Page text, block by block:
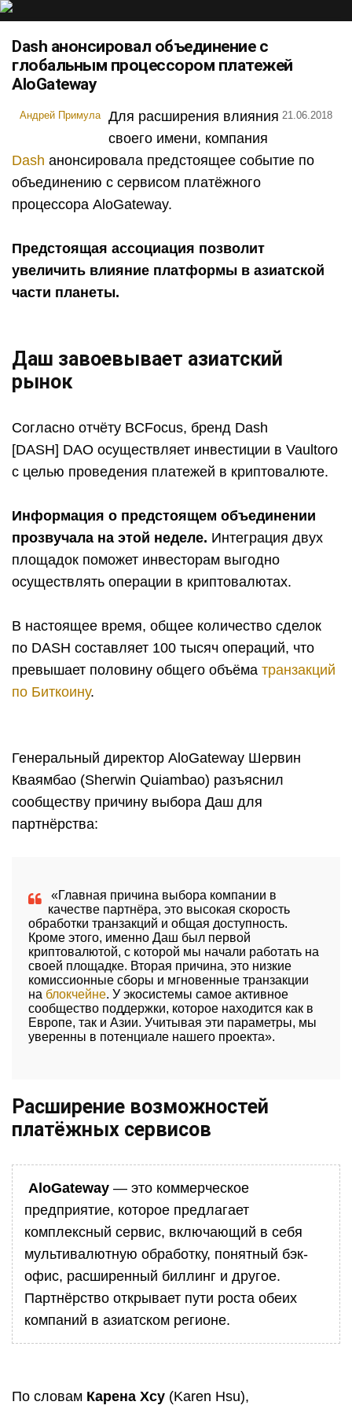
Dash анонсировал объединение с
глобальным процессором платежей
AloGateway
Андрей Примула 21.06.2018
Для расширения влияния
своего имени, компания
Dash анонсировала предстоящее событие по
объединению с сервисом платёжного
процессора AloGateway.
Предстоящая ассоциация позволит
увеличить влияние платформы в азиатской
части планеты.
Даш завоевывает азиатский
рынок
Согласно отчёту BCFocus, бренд Dash
[DASH] DAO осуществляет инвестиции в Vaultoro
с целью проведения платежей в криптовалюте.
Информация о предстоящем объединении
прозвучала на этой неделе. Интеграция двух
площадок поможет инвесторам выгодно
осуществлять операции в криптовалютах.
В настоящее время, общее количество сделок
по DASH составляет 100 тысяч операций, что
превышает половину общего объёма транзакций
по Биткоину.
Генеральный директор AloGateway Шервин
Кваямбао (Sherwin Quiambao) разъяснил
сообществу причину выбора Даш для
партнёрства:
«Главная причина выбора компании в
качестве партнёра, это высокая скорость
обработки транзакций и общая доступность.
Кроме этого, именно Даш был первой
криптовалютой, с которой мы начали работать на
своей площадке. Вторая причина, это низкие
комиссионные сборы и мгновенные транзакции
на блокчейне. У экосистемы самое активное
сообщество поддержки, которое находится как в
Европе, так и Азии. Учитывая эти параметры, мы
уверенны в потенциале нашего проекта».
Расширение возможностей
платёжных сервисов
AloGateway — это коммерческое
предприятие, которое предлагает
комплексный сервис, включающий в себя
мультивалютную обработку, понятный бэк-
офис, расширенный биллинг и другое.
Партнёрство открывает пути роста обеих
компаний в азиатском регионе.
По словам Карена Хсу (Karen Hsu),